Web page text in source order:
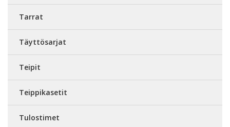
Tarrat
Täyttösarjat
Teipit
Teippikasetit
Tulostimet